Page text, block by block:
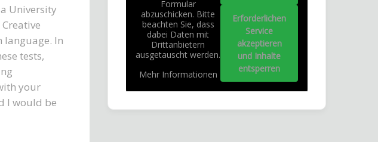
University
language. In
tests,
your
I would be
Formular
abzuschicken. Bitte
beachten Sie, dass
dabei Daten mit
Drittanbietern
ausgetauscht werden.
Mehr Informationen
Erforderlichen
Service
akzeptieren
und Inhalte
entsperren